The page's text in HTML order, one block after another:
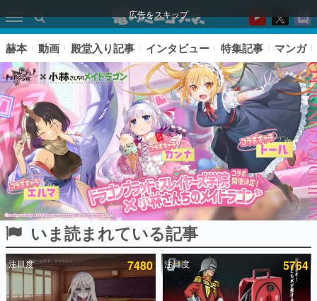
広告をスキップ
ピックアップ
電ファミのいま読まれている記事ランキング
赫本 動画 殿堂入り記事 インタビュー 特集記事 マンガ
いま読まれている記事
注目度 7480 注目度 5764